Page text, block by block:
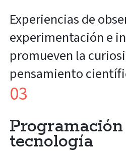
Experiencias de
experimentación e
promueven la
pensamiento
03
tecnología